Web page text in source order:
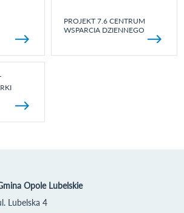
PROJEKT 7.6 CENTRUM
WSPARCIA DZIENNEGO
Opole Lubelskie
Lubelska 4